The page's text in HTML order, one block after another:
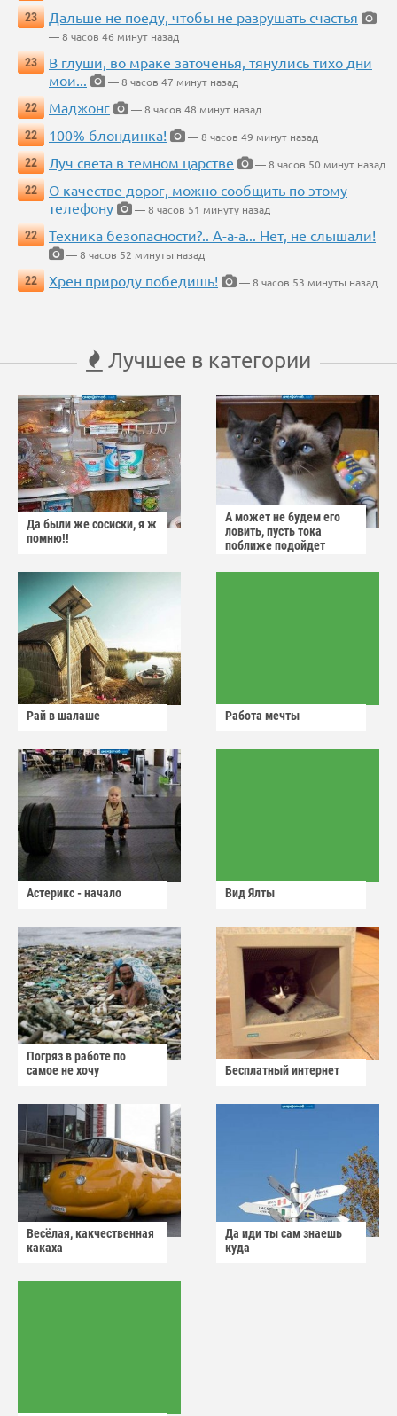
23
Дальше не поеду, чтобы не разрушать счастья
— 8 часов 46 минут назад
23
В глуши, во мраке заточенья, тянулись тихо дни
мои...
— 8 часов 47 минут назад
22
Маджонг
— 8 часов 48 минут назад
22
100% блондинка!
— 8 часов 49 минут назад
22
Луч света в темном царстве
— 8 часов 50 минут назад
22
О качестве дорог, можно сообщить по этому
телефону
— 8 часов 51 минуту назад
22
Техника безопасности?.. А-а-а... Нет, не слышали!
— 8 часов 52 минуты назад
22
Хрен природу победишь! — 8 часов 53 минуты назад
Лучшее в категории
Да были же сосиски, я ж
помню!!
А может не будем его
ловить, пусть тока
поближе подойдет
Рай в шалаше Работа мечты
Астерикс - начало Вид Ялты
Погряз в работе по
самое не хочу
Бесплатный интернет
Весёлая, какчественная
какаха
Да иди ты сам знаешь
куда